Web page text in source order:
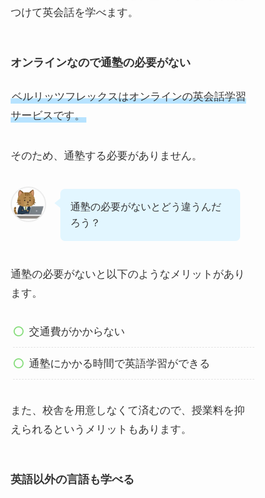
つけて英会話を学べます。
オンラインなので通塾の必要がない
ベルリッツフレックスはオンラインの英会話学習
サービスです。
そのため、通塾する必要がありません。
通塾の必要がないとどう違うんだ
ろう？
通塾の必要がないと以下のようなメリットがあり
ます。
交通費がかからない
通塾にかかる時間で英語学習ができる
また、校舎を用意しなくて済むので、授業料を抑
えられるというメリットもあります。
英語以外の言語も学べる